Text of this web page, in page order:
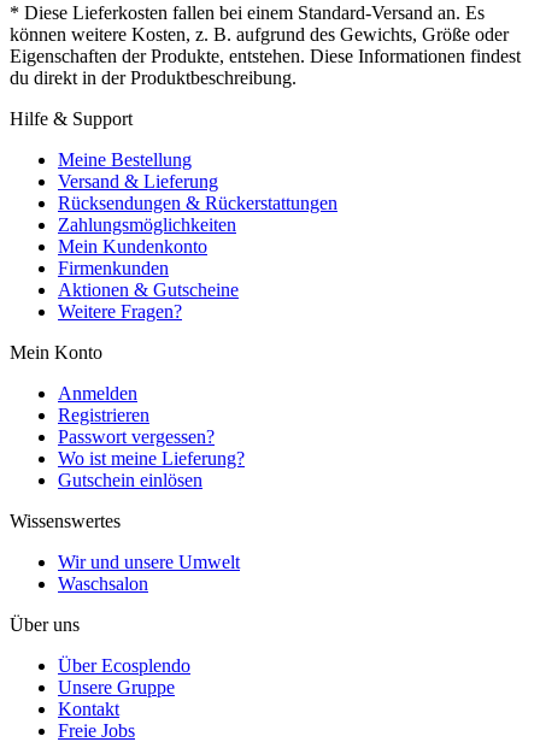
* Diese Lieferkosten fallen bei einem Standard-Versand an. Es
können weitere Kosten, z. B. aufgrund des Gewichts, Größe oder
Eigenschaften der Produkte, entstehen. Diese Informationen findest
du direkt in der Produktbeschreibung.
Hilfe & Support
Meine Bestellung
Versand & Lieferung
Rücksendungen & Rückerstattungen
Zahlungsmöglichkeiten
Mein Kundenkonto
Firmenkunden
Aktionen & Gutscheine
Weitere Fragen?
Mein Konto
Anmelden
Registrieren
Passwort vergessen?
Wo ist meine Lieferung?
Gutschein einlösen
Wissenswertes
Wir und unsere Umwelt
Waschsalon
Über uns
Über Ecosplendo
Unsere Gruppe
Kontakt
Freie Jobs